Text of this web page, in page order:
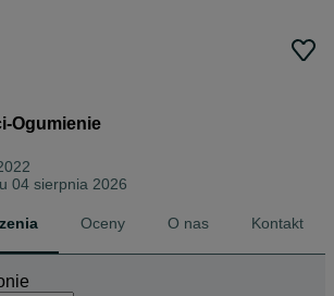
Ogumienie
04 sierpnia 2026
Oceny O nas Kontakt